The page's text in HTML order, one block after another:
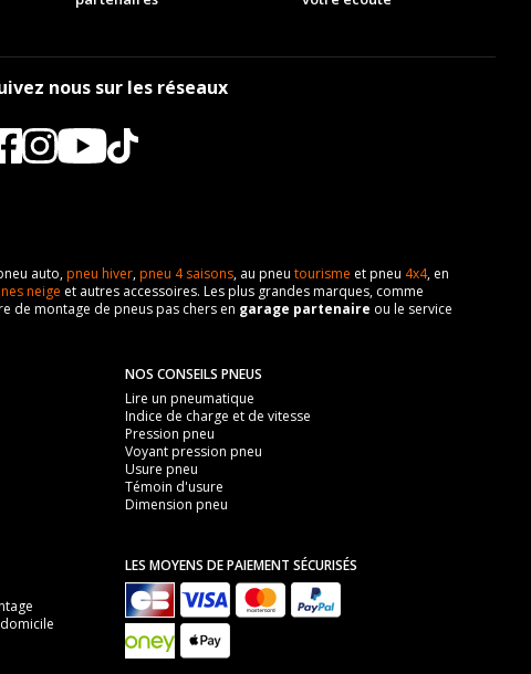
nous sur les réseaux
auto,pneu hiver,pneu 4 saisons, au pneu tourisme et pneu 4x4, en
neige et autres accessoires. Les plus grandes marques, comme
de montage de pneus pas chers en garage partenaire ou le service
NOS CONSEILS PNEUS
Lire un pneumatique
Indice de charge et de vitesse
Pression pneu
Voyant pression pneu
Usure pneu
Témoin d'usure
Dimension pneu
LES MOYENS DE PAIEMENT SÉCURISÉS